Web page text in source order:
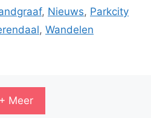
, Nieuws, Parkcity
, Wandelen
+ Meer